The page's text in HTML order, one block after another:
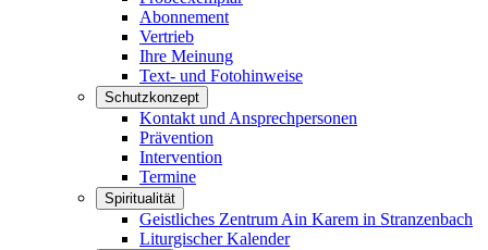
Abonnement
Vertrieb
Ihre Meinung
Text- und Fotohinweise
Schutzkonzept
Kontakt und Ansprechpersonen
Prävention
Intervention
Termine
Spiritualität
Geistliches Zentrum Ain Karem in Stranzenbach
Liturgischer Kalender